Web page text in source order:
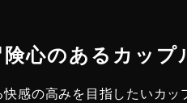
心のあるカップ
快感の高みを目指したいカッ